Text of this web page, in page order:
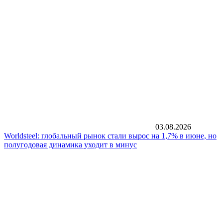
03.08.2026
Worldsteel: глобальный рынок стали вырос на 1,7% в июне, но
полугодовая динамика уходит в минус